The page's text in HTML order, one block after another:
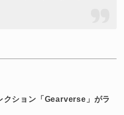
クション「Gearverse」がラ